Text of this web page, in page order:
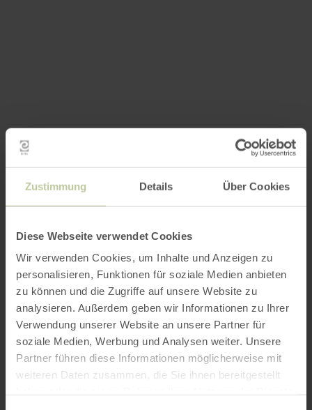
Zustimmung Details Über Cookies
Diese Webseite verwendet Cookies
Wir verwenden Cookies, um Inhalte und Anzeigen zu
personalisieren, Funktionen für soziale Medien anbieten
zu können und die Zugriffe auf unsere Website zu
analysieren. Außerdem geben wir Informationen zu Ihrer
Verwendung unserer Website an unsere Partner für
soziale Medien, Werbung und Analysen weiter. Unsere
Partner führen diese Informationen möglicherweise mit
weiteren Daten zusammen, die Sie ihnen bereitgestellt